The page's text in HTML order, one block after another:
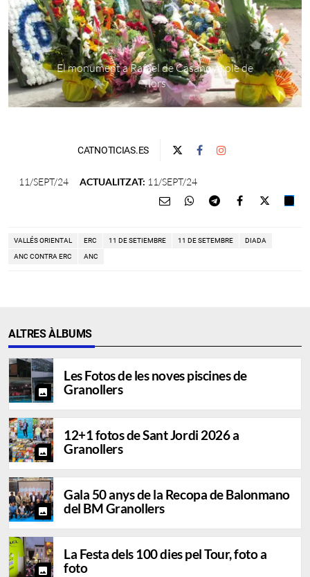
El monument a Rafael de Casanova ple de
flors
CATNOTICIAS.ES
11/SEPT/24 ACTUALITZAT: 11/SEPT/24
VALLÉS ORIENTAL ERC 11 DE SETIEMBRE 11 DE SETEMBRE DIADA
ANC CONTRA ERC ANC
ALTRES ÀLBUMS
photo
Les Fotos de les noves piscines de
Granollers
photo
12+1 fotos de Sant Jordi 2026 a
Granollers
photo
Gala 50 anys de la Recopa de Balonmano
del BM Granollers
photo
La Festa dels 100 dies pel Tour, foto a
foto